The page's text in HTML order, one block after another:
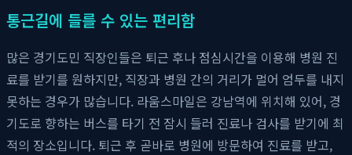
통근길에 들를 수 있는 편리함
많은 경기도민 직장인들은 퇴근 후나 점심시간을 이용해 병원 진
료를 받기를 원하지만, 직장과 병원 간의 거리가 멀어 엄두를 내지
못하는 경우가 많습니다. 라움스마일은 강남역에 위치해 있어, 경
기도로 향하는 버스를 타기 전 잠시 들러 진료나 검사를 받기에 최
적의 장소입니다. 퇴근 후 곧바로 병원에 방문하여 진료를 받고,